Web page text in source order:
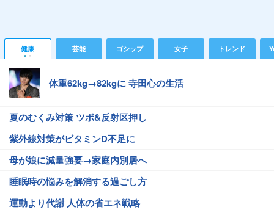
健康 芸能 ゴシップ 女子 トレンド
体重62kg→82kgに 寺田心の生活
夏のむくみ対策 ツボ&反射区押し
紫外線対策がビタミンD不足に
母が娘に減量強要→家庭内別居へ
睡眠時の悩みを解消する過ごし方
運動より代謝 人体の省エネ戦略